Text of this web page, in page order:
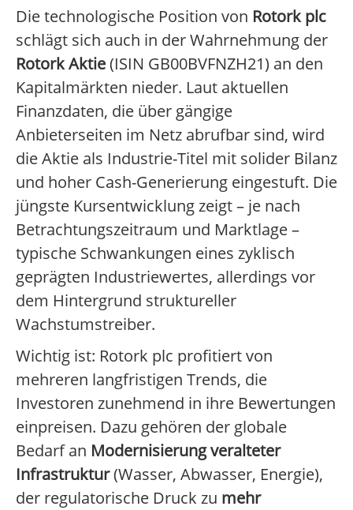
Die technologische Position von Rotork plc
schlägt sich auch in der Wahrnehmung der
Rotork Aktie(ISIN GB00BVFNZH21) an den
Kapitalmärkten nieder. Laut aktuellen
Finanzdaten, die über gängige
Anbieterseiten im Netz abrufbar sind, wird
die Aktie als Industrie-Titel mit solider Bilanz
und hoher Cash-Generierung eingestuft. Die
jüngste Kursentwicklung zeigt – je nach
Betrachtungszeitraum und Marktlage –
typische Schwankungen eines zyklisch
geprägten Industriewertes, allerdings vor
dem Hintergrund struktureller
Wachstumstreiber.
Wichtig ist: Rotork plc profitiert von
mehreren langfristigen Trends, die
Investoren zunehmend in ihre Bewertungen
einpreisen. Dazu gehören der globale
Bedarf an Modernisierung veralteter
Infrastruktur(Wasser, Abwasser, Energie),
der regulatorische Druck zu mehr